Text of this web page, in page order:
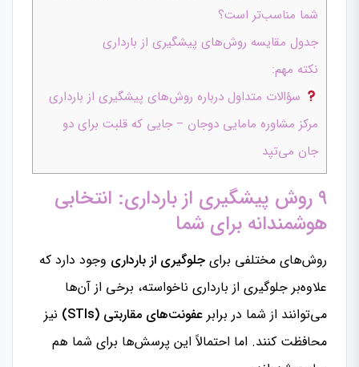
شما مناسب‌تر است؟
جدول مقایسه روش‌های پیشگیری از بارداری
نکته مهم:
سؤالات متداول درباره روش‌های پیشگیری از بارداری
مرکز مشاوره مامایی دوجان – جایی که قلبت برای دو
جان می‌تپد
۹ روش پیشگیری از بارداری: انتخابی
هوشمندانه برای شما
روش‌های مختلفی برای جلوگیری از بارداری وجود دارد که
علاوه‌بر جلوگیری از بارداری ناخواسته، برخی از آن‌ها
می‌توانند از شما در برابر عفونت‌های مقاربتی (STIs)
نیز
محافظت کنند. اما احتمالاً این پرسش‌ها برای شما هم